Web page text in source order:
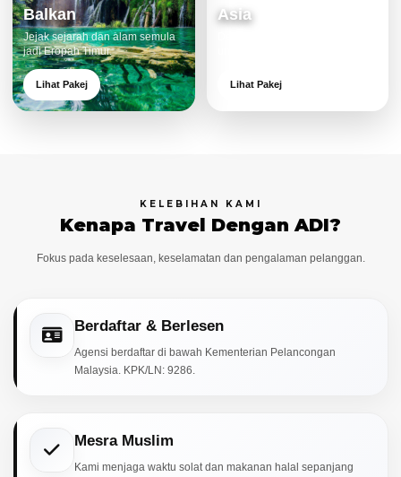
Balkan
Jejak sejarah dan alam semula
jadi Eropah Timur.
Lihat Pakej
Asia
Lihat Pakej
KELEBIHAN KAMI
Kenapa Travel Dengan ADI?
Fokus pada keselesaan, keselamatan dan pengalaman pelanggan.
Berdaftar & Berlesen
Agensi berdaftar di bawah Kementerian Pelancongan
Malaysia. KPK/LN: 9286.
Mesra Muslim
Kami menjaga waktu solat dan makanan halal sepanjang